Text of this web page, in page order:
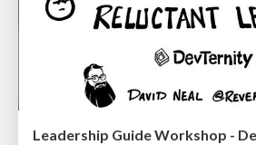
Leadership Guide Workshop -